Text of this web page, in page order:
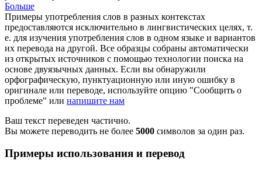
Больше
Примеры употребления слов в разных контекстах
предоставляются исключительно в лингвистических целях, т.
е. для изучения употребления слов в одном языке и вариантов
их перевода на другой. Все образцы собраны автоматически
из открытых источников с помощью технологии поиска на
основе двуязычных данных. Если вы обнаружили
орфографическую, пунктуационную или иную ошибку в
оригинале или переводе, используйте опцию "Сообщить о
проблеме" или напишите нам
Ваш текст переведен частично.
Вы можете переводить не более 5000 символов за один раз.
Примеры использования и перевод